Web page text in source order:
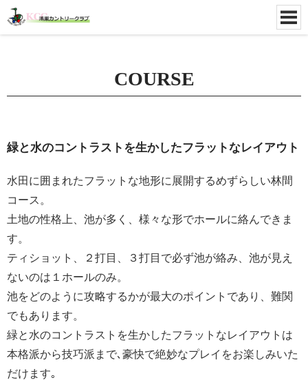
COURSE
緑と水のコントラストを生かしたフラットなレイアウト
水田に囲まれたフラットな地形に展開するめずらしい林間
コース。
土地の性格上、池が多く、様々な形でホールに絡んできま
す。
ティショット、２打目、３打目で必ず池が絡み、池が見え
ないのは１ホールのみ。
池をどのように攻略するかが最大のポイントであり、難関
でもあります。
緑と水のコントラストを生かしたフラットなレイアウトは
本格派から技巧派まで､豪快で絶妙なプレイをお楽しみいた
だけます｡